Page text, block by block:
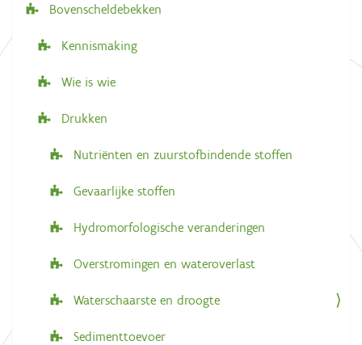
Bovenscheldebekken
Kennismaking
Wie is wie
Drukken
Nutriënten en zuurstofbindende stoffen
Gevaarlijke stoffen
Hydromorfologische veranderingen
Overstromingen en wateroverlast
Waterschaarste en droogte
Sedimenttoevoer